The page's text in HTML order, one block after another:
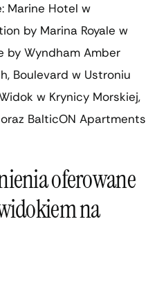
Marine Hotel w
by Marina Royale w
by Wyndham Amber
Boulevard w Ustroniu
w Krynicy Morskiej,
BalticON Apartments
oferowane
na